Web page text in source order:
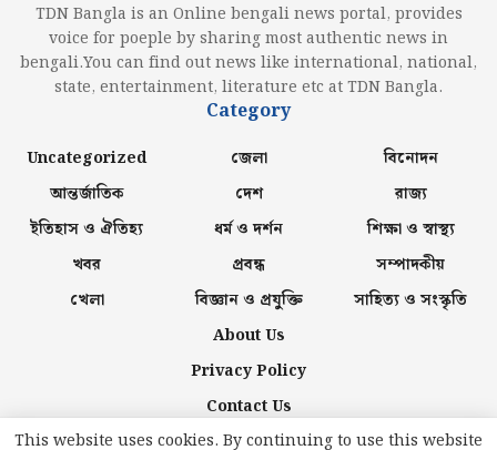
TDN Bangla is an Online bengali news portal, provides
voice for poeple by sharing most authentic news in
bengali.You can find out news like international, national,
state, entertainment, literature etc at TDN Bangla.
Category
Uncategorized
আন্তর্জাতিক
ইতিহাস ও ঐতিহ্য
খবর
খেলা
জেলা
দেশ
ধর্ম ও দর্শন
প্রবন্ধ
বিজ্ঞান ও প্রযুক্তি
বিনোদন
রাজ্য
শিক্ষা ও স্বাস্থ্য
সম্পাদকীয়
সাহিত্য ও সংস্কৃতি
About Us
Privacy Policy
Contact Us
This website uses cookies. By continuing to use this website